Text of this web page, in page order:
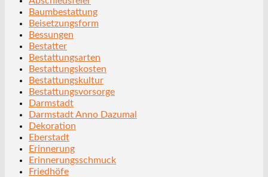
Baumbestattung
Beisetzungsform
Bessungen
Bestatter
Bestattungsarten
Bestattungskosten
Bestattungskultur
Bestattungsvorsorge
Darmstadt
Darmstadt Anno Dazumal
Dekoration
Eberstadt
Erinnerung
Erinnerungsschmuck
Friedhöfe